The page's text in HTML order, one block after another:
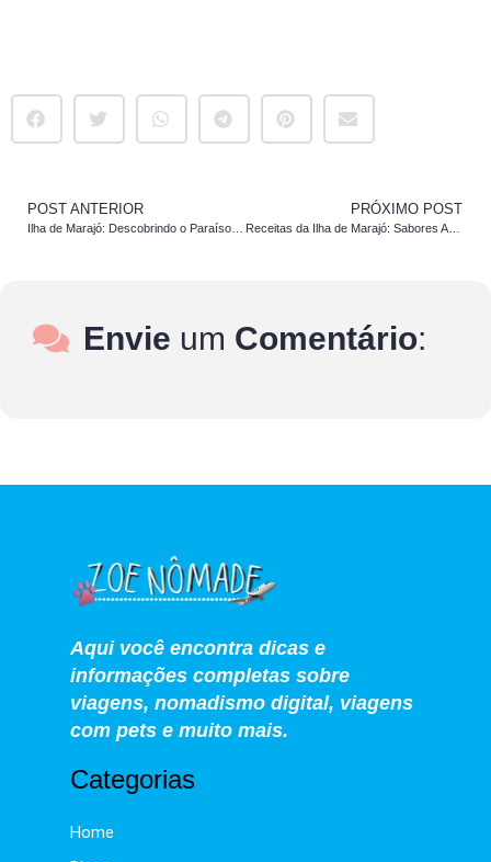
POST ANTERIOR PRÓXIMO POST
Receitas da Ilha de Marajó: Sabores Autênticos e Exóticos
Envie um Comentário:
Aqui você encontra dicas e
informações completas sobre
viagens, nomadismo digital, viagens
com pets e muito mais.
Categorias
Home